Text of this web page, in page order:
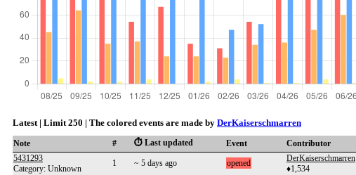
Latest | Limit 250 | The colored events are made by DerKaiserschmarren
Note # ⏱️ Last updated Event Contributor
5431293
Category: Unknown
1 ~ 5 days ago opened
DerKaiserschmarren
♦1,534